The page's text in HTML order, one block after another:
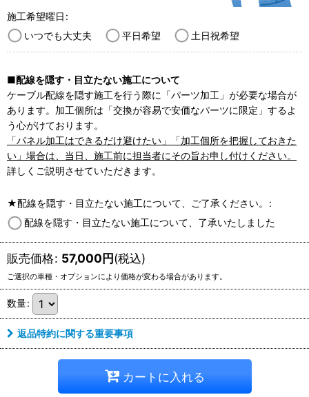
施工希望曜日 :
いつでも大丈夫
平日希望 土日祝希望
■配線を隠す・目立たない施工について
ケーブル配線を隠す施工を行う際に「パーツ加工」が必要な場合が
あります。加工個所は「交換が容易で安価なパーツに限定」するよ
う心がけております。
「パネル加工はできるだけ避けたい」「加工個所を把握しておきた
い」場合は、当日、施工前に担当者にその旨お申し付けください。
詳しくご説明させていただきます。
★配線を隠す・目立たない施工について、ご了承ください。
:
配線を隠す・目立たない施工について、了承いたしました
販売価格: 57,000円(税込)
数量:
返品特約に関する重要事項
カートに入れる